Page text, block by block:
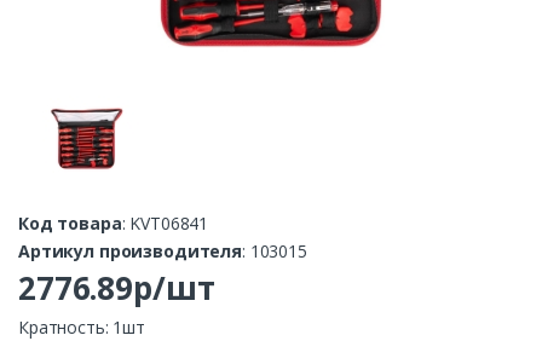
Код товара: KVT06841
Артикул производителя: 103015
2776.89р/шт
Кратность: 1шт